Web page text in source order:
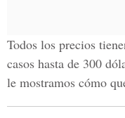
Todos los precios
casos hasta de 300
le mostramos cómo